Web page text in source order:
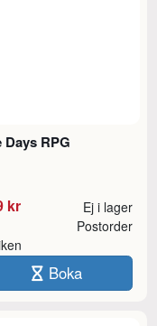
Days RPG
kr Ej i lager
Postorder
Boka